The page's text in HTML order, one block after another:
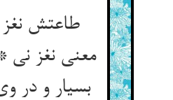
طاعتش
معنی نغز
بسیار و در